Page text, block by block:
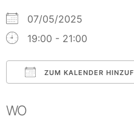
07/05/2025
19:00 - 21:00
ZUM KALENDER
WO